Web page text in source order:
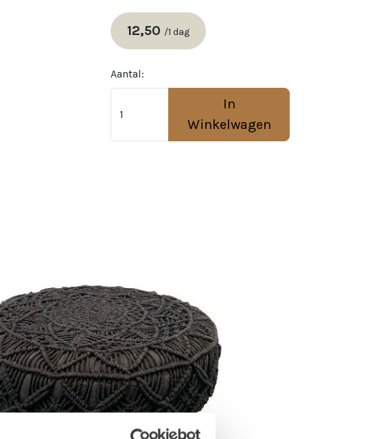
12,50 /1 dag
Aantal:
In
Winkelwagen